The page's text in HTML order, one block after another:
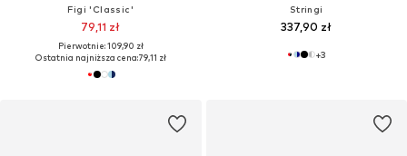
Figi 'Classic'
79,11 zł
Pierwotnie: 109,90 zł
Ostatnia najniższa cena:79,11 zł
Stringi
337,90 zł
+3